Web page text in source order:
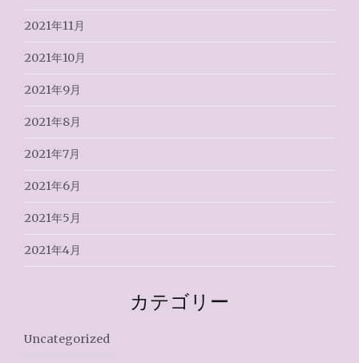
2021年11月
2021年10月
2021年9月
2021年8月
2021年7月
2021年6月
2021年5月
2021年4月
カテゴリー
Uncategorized